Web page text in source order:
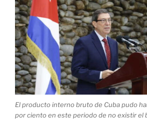
El producto interno bruto de Cuba pudo
por ciento en este periodo de no existir el